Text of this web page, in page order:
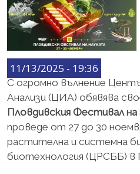
11/13/2025 - 19:36
С огромно вълнение
Анализи (ЦИА) обявява
Пловдивския Фестивал на
проведе от 27 до 30
растителна и системна
биотехнология (ЦРСББ) в